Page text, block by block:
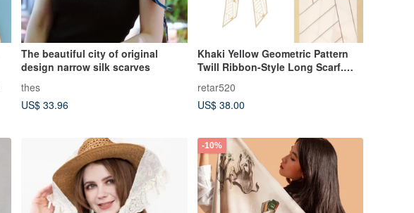
The beautiful city of original
design narrow silk scarves
thes
US$ 33.96
Khaki Yellow Geometric Pattern
Twill Ribbon-Style Long Scarf.
waist belt. Mulberry silk scarf.
retar520
US$ 38.00
-10%